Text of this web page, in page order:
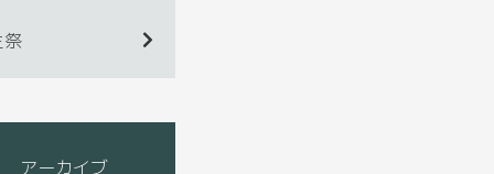
祭
アーカイブ